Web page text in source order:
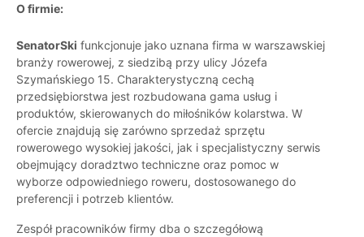
O firmie:
SenatorSki funkcjonuje jako uznana firma w warszawskiej
branży rowerowej, z siedzibą przy ulicy Józefa
Szymańskiego 15. Charakterystyczną cechą
przedsiębiorstwa jest rozbudowana gama usług i
produktów, skierowanych do miłośników kolarstwa. W
ofercie znajdują się zarówno sprzedaż sprzętu
rowerowego wysokiej jakości, jak i specjalistyczny serwis
obejmujący doradztwo techniczne oraz pomoc w
wyborze odpowiedniego roweru, dostosowanego do
preferencji i potrzeb klientów.
Zespół pracowników firmy dba o szczegółową